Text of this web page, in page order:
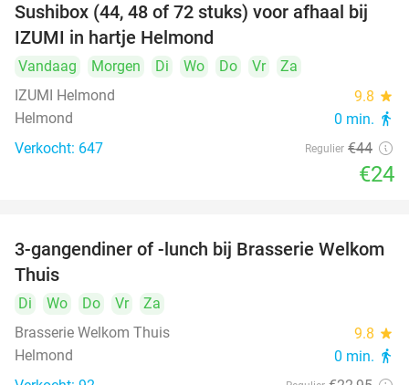
45%
Sushibox (44, 48 of 72 stuks) voor afhaal bij
IZUMI in hartje Helmond
Vandaag Morgen Di Wo Do Vr
Za
IZUMI Helmond
9.8 star
Helmond 0 min. directions_walk
Verkocht: 647 Regulier €44
€24
35%
3-gangendiner of -lunch bij Brasserie Welkom
Thuis
Di Wo Do Vr
Za
Brasserie Welkom Thuis
9.8 star
Helmond 0 min. directions_walk